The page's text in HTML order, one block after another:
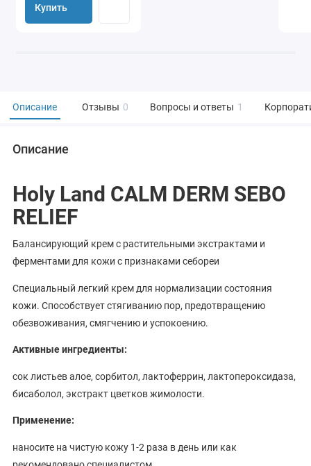
Купить
Описание Отзывы 0 Вопросы и ответы 1
Описание
Holy Land CALM DERM SEBO
RELIEF
Балансирующий крем с растительными экстрактами и
ферментами для кожи с признаками себореи
Специальный легкий крем для нормализации состояния
кожи. Способствует стягиванию пор, предотвращению
обезвоживания, смягчению и успокоению.
Активные ингредиенты:
сок листьев алое, сорбитол, лактоферрин, лактопероксидаза,
бисаболол, экстракт цветков жимолости.
Применение:
наносите на чистую кожу 1-2 раза в день или как